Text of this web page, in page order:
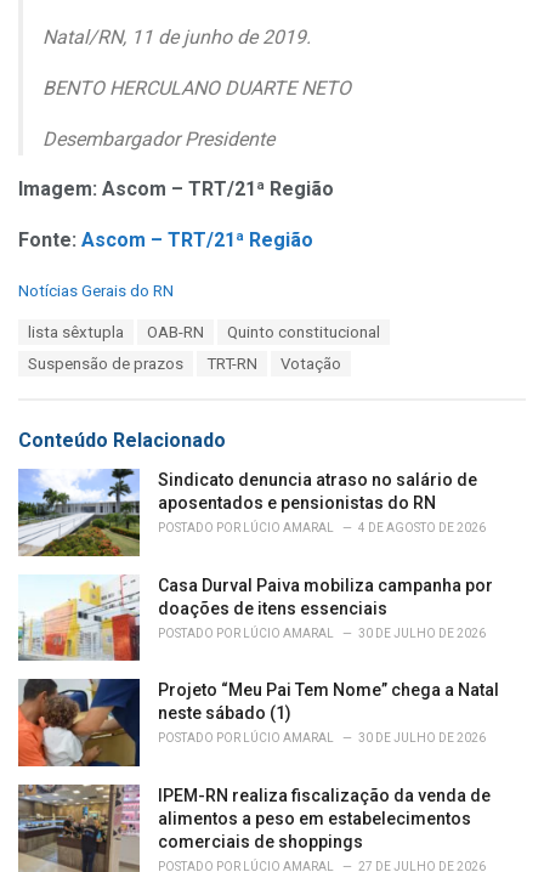
Natal/RN, 11 de junho de 2019.
BENTO HERCULANO DUARTE NETO
Desembargador Presidente
Imagem: Ascom – TRT/21ª Região
Fonte: Ascom – TRT/21ª Região
C
i
e
:
Notícias Gerais do RN
lista sêxtupla OAB-RN
Quinto constitucional
Suspensão de prazos
TRT-RN Votação
Conteúdo Relacionado
Sindicato denuncia atraso no salário de
aposentados e pensionistas do RN
POSTADO POR LÚCIO AMARAL 4 DE AGOSTO DE 2026
Casa Durval Paiva mobiliza campanha por
doações de itens essenciais
POSTADO POR LÚCIO AMARAL 30 DE JULHO DE 2026
Projeto “Meu Pai Tem Nome” chega a Natal
neste sábado (1)
POSTADO POR LÚCIO AMARAL 30 DE JULHO DE 2026
IPEM-RN realiza fiscalização da venda de
alimentos a peso em estabelecimentos
comerciais de shoppings
POSTADO POR LÚCIO AMARAL 27 DE JULHO DE 2026